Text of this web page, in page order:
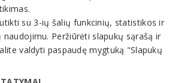
išregistruotas (nuo 2022-12-21)
prekyba, parduotuvės
su 3-ių šalių funkcinių, statistikos ir
Peržiūrėti slapukų sąrašą ir
valdyti paspaudę mygtuką "Slapukų